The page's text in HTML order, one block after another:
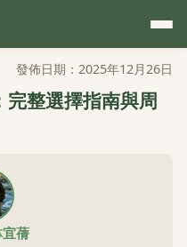
發佈日期：2025年12月26日
整選擇指南與周
蒨